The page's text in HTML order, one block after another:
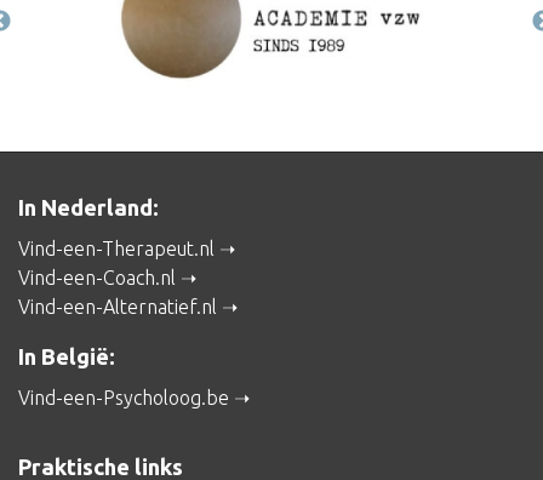
In Nederland:
Vind-een-Therapeut.nl
Vind-een-Coach.nl
Vind-een-Alternatief.nl
In België:
Vind-een-Psycholoog.be
Praktische links